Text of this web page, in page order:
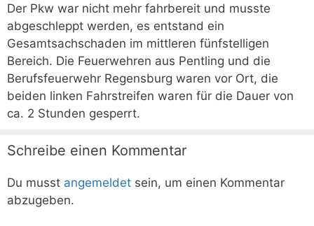
Der Pkw war nicht mehr fahrbereit und musste
abgeschleppt werden, es entstand ein
Gesamtsachschaden im mittleren fünfstelligen
Bereich. Die Feuerwehren aus Pentling und die
Berufsfeuerwehr Regensburg waren vor Ort, die
beiden linken Fahrstreifen waren für die Dauer von
ca. 2 Stunden gesperrt.
Schreibe einen Kommentar
Du musst angemeldet sein, um einen Kommentar
abzugeben.